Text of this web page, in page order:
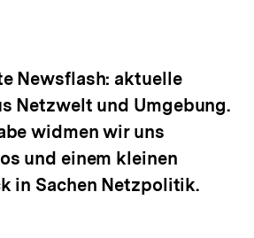
Newsflash: aktuelle
Netzwelt und Umgebung.
widmen wir uns
und einem kleinen
in Sachen Netzpolitik.